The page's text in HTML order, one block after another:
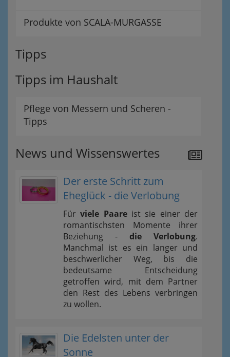
Produkte von SCALA-MURGASSE
Tipps
Tipps im Haushalt
Pflege von Messern und Scheren -
Tipps
News und Wissenswertes
Der erste Schritt zum
Eheglück - die Verlobung
Fürviele Paareist sie einer der
romantischsten Momente ihrer
Beziehung - die Verlobung.
Manchmal ist es ein langer und
beschwerlicher Weg, bis die
bedeutsame Entscheidung
getroffen wird, mit dem Partner
den Rest des Lebens verbringen
zu wollen.
Die Edelsten unter der
Sonne